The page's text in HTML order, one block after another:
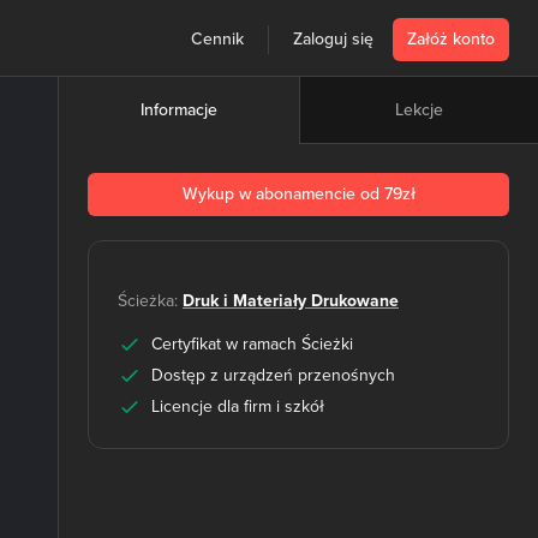
Cennik Zaloguj się Załóż konto
Informacje Lekcje
Wykup w abonamencie od 79zł
Ścieżka: Druk i Materiały Drukowane
Certyfikat w ramach Ścieżki
Dostęp z urządzeń przenośnych
Licencje dla firm i szkół